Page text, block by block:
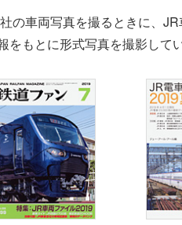
の車両写真を撮るときに、
をもとに形式写真を撮影してい